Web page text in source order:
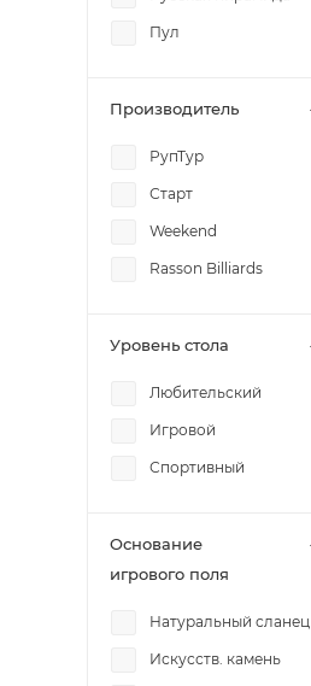
Пул
Производитель
РупТур
Старт
Weekend
Rasson Billiards
Уровень стола
Любительский
Игровой
Спортивный
Основание
игрового поля
Натуральный сланец
Искусств. камень